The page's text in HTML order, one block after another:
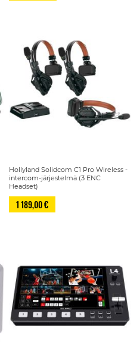
Hollyland Solidcom C1 Pro Wireless -
intercom-järjestelmä (3 ENC
Headset)
1 189,00 €